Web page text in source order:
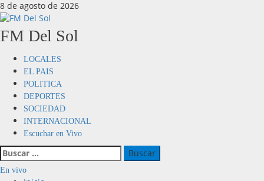
8 de agosto de 2026
FM Del Sol
LOCALES
EL PAIS
POLITICA
DEPORTES
SOCIEDAD
INTERNACIONAL
Escuchar en Vivo
En vivo